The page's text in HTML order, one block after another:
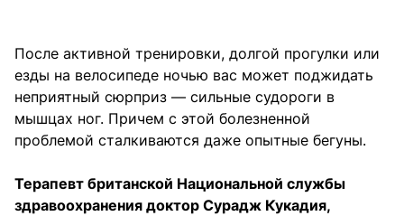
После активной тренировки, долгой прогулки или
езды на велосипеде ночью вас может поджидать
неприятный сюрприз — сильные судороги в
мышцах ног. Причем с этой болезненной
проблемой сталкиваются даже опытные бегуны.
Терапевт британской Национальной службы
здравоохранения доктор Сурадж Кукадия,